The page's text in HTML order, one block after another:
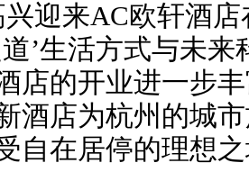
兴迎来AC欧轩酒
’生活方式与未
店的开业进一步
酒店为杭州的城
自在居停的理想